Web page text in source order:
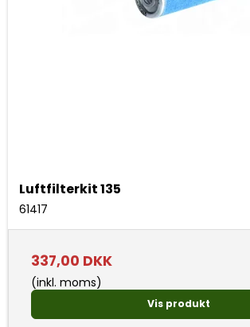
Luftfilterkit 135
61417
337,00 DKK
(inkl. moms)
Vis produkt